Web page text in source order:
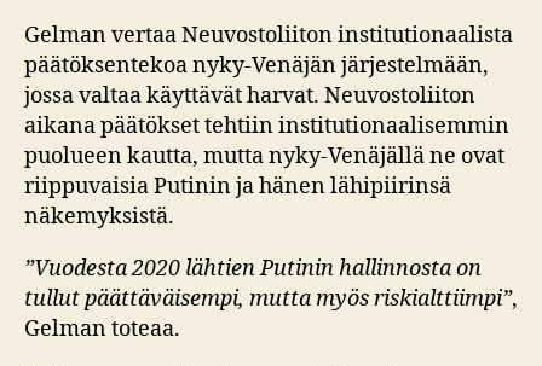
Gelman vertaa Neuvostoliiton institutionaalista
päätöksentekoa nyky-Venäjän järjestelmään,
jossa valtaa käyttävät harvat. Neuvostoliiton
aikana päätökset tehtiin institutionaalisemmin
puolueen kautta, mutta nyky-Venäjällä ne ovat
riippuvaisia Putinin ja hänen lähipiirinsä
näkemyksistä.
”Vuodesta 2020 lähtien Putinin hallinnosta on
tullut päättäväisempi, mutta myös riskialttiimpi”,
Gelman toteaa.